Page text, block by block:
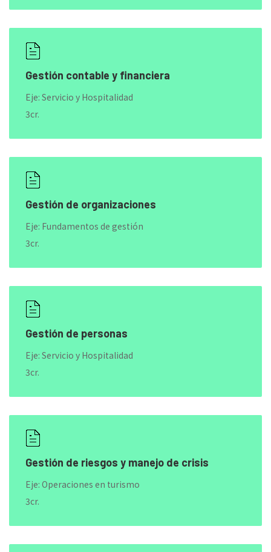
Gestión contable y financiera
Eje: Servicio y Hospitalidad
3cr.
Gestión de organizaciones
Eje: Fundamentos de gestión
3cr.
Gestión de personas
Eje: Servicio y Hospitalidad
3cr.
Gestión de riesgos y manejo de crisis
Eje: Operaciones en turismo
3cr.